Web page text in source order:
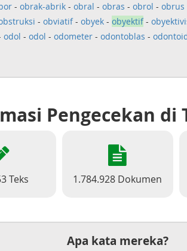
- obrak-abrik- obral - obras - obrol - obrus
- obviatif- obyek- obyektif-
odol - odol - odometer- odontoblas -
Pengecekan di
Teks 1.784.928 Dokumen
Apa kata mereka?